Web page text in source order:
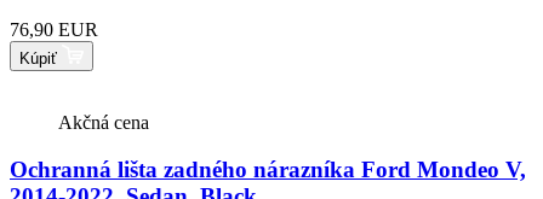
76,90 EUR
Kúpiť
Akčná cena
Ochranná lišta zadného nárazníka Ford Mondeo V,